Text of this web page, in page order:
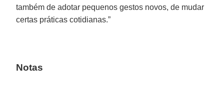
também de adotar pequenos gestos novos, de mudar
certas práticas cotidianas.”
Notas